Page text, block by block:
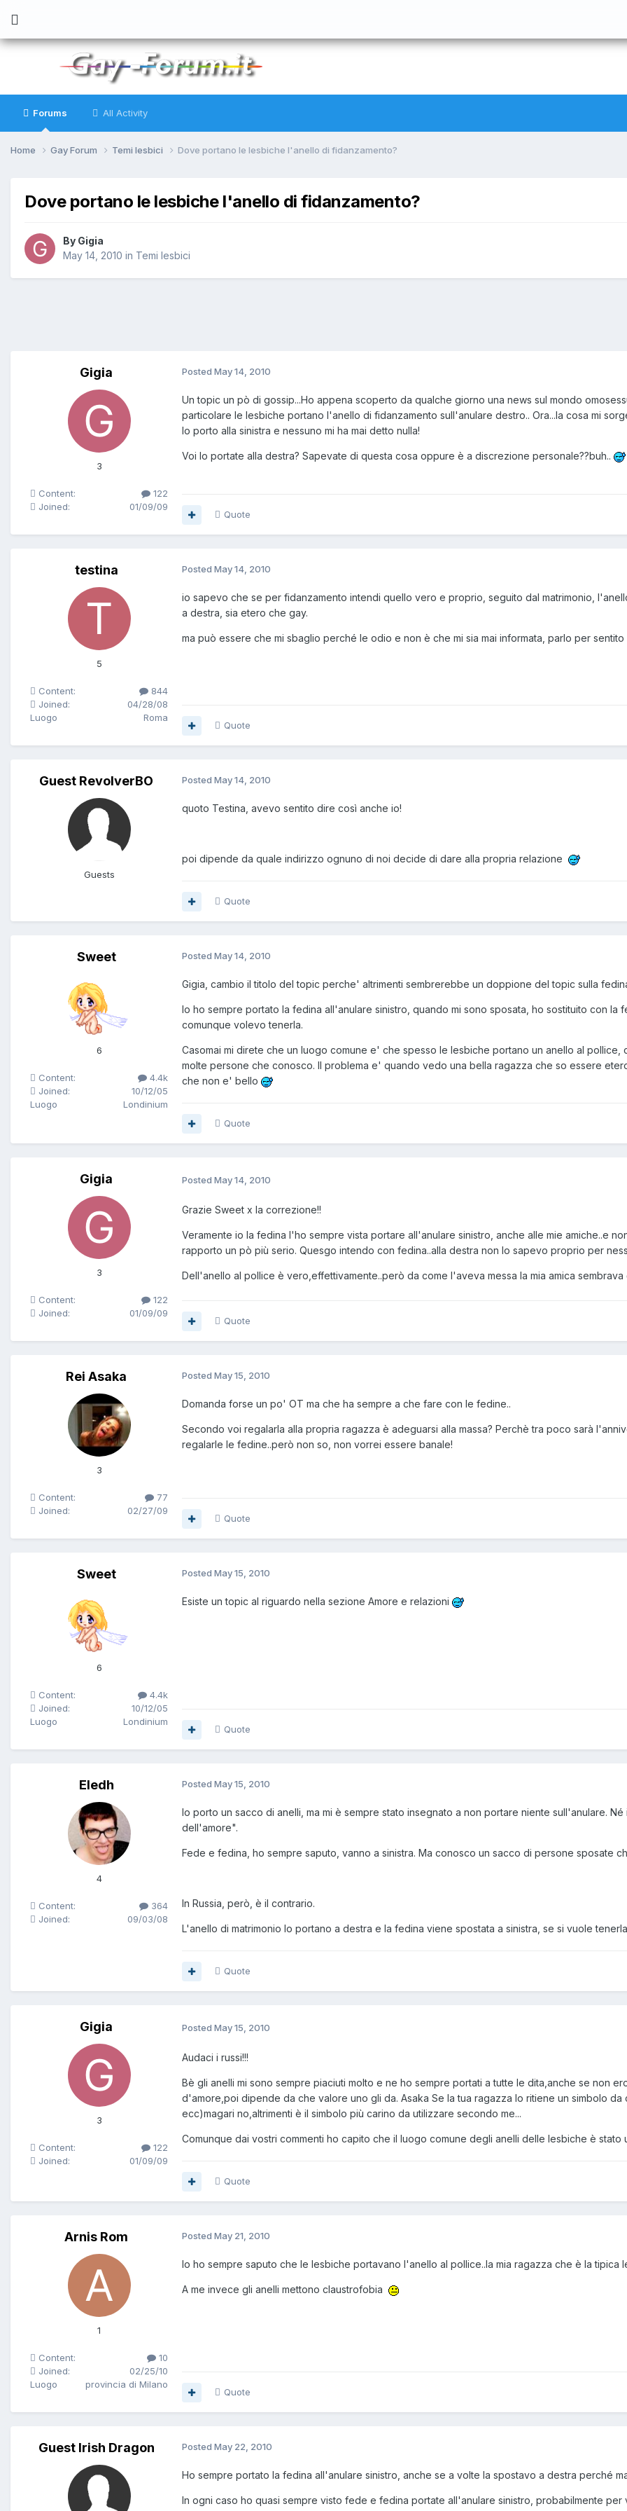
Forums All Activity
Home Gay Forum Temi lesbici Dove portano le lesbiche l'anello di fidanzamento?
Dove portano le lesbiche l'anello di fidanzamento?
By Gigia
May 14, 2010 in Temi lesbici
Gigia
3
Content:
122
Joined:
01/09/09
Posted May 14, 2010
Un topic un pò di gossip...Ho appena scoperto da qualche giorno una news sul mondo
particolare le lesbiche portano l'anello di fidanzamento sull'anulare destro.. Ora...la cosa mi
lo porto alla sinistra e nessuno mi ha mai detto nulla!
Voi lo portate alla destra? Sapevate di questa cosa oppure è a discrezione personale??buh..
Quote
testina
5
Content:
844
Joined:
04/28/08
Luogo
Roma
Posted May 14, 2010
io sapevo che se per fidanzamento intendi quello vero e proprio, seguito dal matrimonio,
a destra, sia etero che gay.
ma può essere che mi sbaglio perché le odio e non è che mi sia mai informata, parlo per sentito
Quote
Guest RevolverBO
Guests
Posted May 14, 2010
quoto Testina, avevo sentito dire così anche io!
poi dipende da quale indirizzo ognuno di noi decide di dare alla propria relazione
Quote
Sweet
6
Content:
4.4k
Joined:
10/12/05
Luogo
Londinium
Posted May 14, 2010
Gigia, cambio il titolo del topic perche' altrimenti sembrerebbe un doppione del topic sulla
Io ho sempre portato la fedina all'anulare sinistro, quando mi sono sposata, ho sostituito con
comunque volevo tenerla.
Casomai mi direte che un luogo comune e' che spesso le lesbiche portano un anello al
molte persone che conosco. Il problema e' quando vedo una bella ragazza che so essere
che non e' bello
Quote
Gigia
3
Content:
122
Joined:
01/09/09
Posted May 14, 2010
Grazie Sweet x la correzione!!
Veramente io la fedina l'ho sempre vista portare all'anulare sinistro, anche alle mie amiche..e
rapporto un pò più serio. Quesgo intendo con fedina..alla destra non lo sapevo proprio per
Dell'anello al pollice è vero,effettivamente..però da come l'aveva messa la mia amica
Quote
Rei Asaka
3
Content:
77
Joined:
02/27/09
Posted May 15, 2010
Domanda forse un po' OT ma che ha sempre a che fare con le fedine..
Secondo voi regalarla alla propria ragazza è adeguarsi alla massa? Perchè tra poco sarà
regalarle le fedine..però non so, non vorrei essere banale!
Quote
Sweet
6
Content:
4.4k
Joined:
10/12/05
Luogo
Londinium
Posted May 15, 2010
Esiste un topic al riguardo nella sezione Amore e relazioni
Quote
Eledh
4
Content:
364
Joined:
09/03/08
Posted May 15, 2010
Io porto un sacco di anelli, ma mi è sempre stato insegnato a non portare niente sull'anulare.
dell'amore".
Fede e fedina, ho sempre saputo, vanno a sinistra. Ma conosco un sacco di persone sposate
In Russia, però, è il contrario.
L'anello di matrimonio lo portano a destra e la fedina viene spostata a sinistra, se si vuole tenerla
Quote
Gigia
3
Content:
122
Joined:
01/09/09
Posted May 15, 2010
Audaci i russi!!!
Bè gli anelli mi sono sempre piaciuti molto e ne ho sempre portati a tutte le dita,anche se non
d'amore,poi dipende da che valore uno gli da. Asaka Se la tua ragazza lo ritiene un simbolo
ecc)magari no,altrimenti è il simbolo più carino da utilizzare secondo me...
Comunque dai vostri commenti ho capito che il luogo comune degli anelli delle lesbiche è stato
Quote
Arnis Rom
1
Content:
10
Joined:
02/25/10
Luogo
provincia di Milano
Posted May 21, 2010
Io ho sempre saputo che le lesbiche portavano l'anello al pollice..la mia ragazza che è la tipica
A me invece gli anelli mettono claustrofobia
Quote
Guest Irish Dragon Posted May 22, 2010
Ho sempre portato la fedina all'anulare sinistro, anche se a volte la spostavo a destra perché
In ogni caso ho quasi sempre visto fede e fedina portate all'anulare sinistro, probabilmente